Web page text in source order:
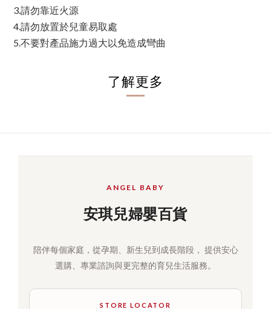
3.請勿靠近火源
4.請勿放置於兒童易取處
5.不要對產品施力過大以免造成彎曲
了解更多
ANGEL BABY
安琪兒婦嬰百貨
陪伴每個家庭，從孕期、新生兒到成長階段， 提供安心
選購、專業諮詢與更完整的育兒生活服務。
STORE LOCATOR